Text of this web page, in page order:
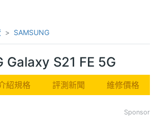
SAMSUNG
Galaxy S21 FE 5G
紹規格 評測新聞 維修價格
Sponsor